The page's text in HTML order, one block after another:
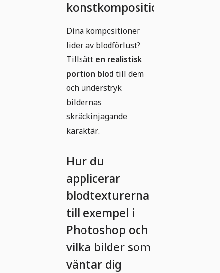
konstkompositioner
Dina kompositioner
lider av blodförlust?
Tillsätt en realistisk
portion blod till dem
och understryk
bildernas
skräckinjagande
karaktär.
Hur du
applicerar
blodtexturerna
till exempel i
Photoshop och
vilka bilder som
väntar dig